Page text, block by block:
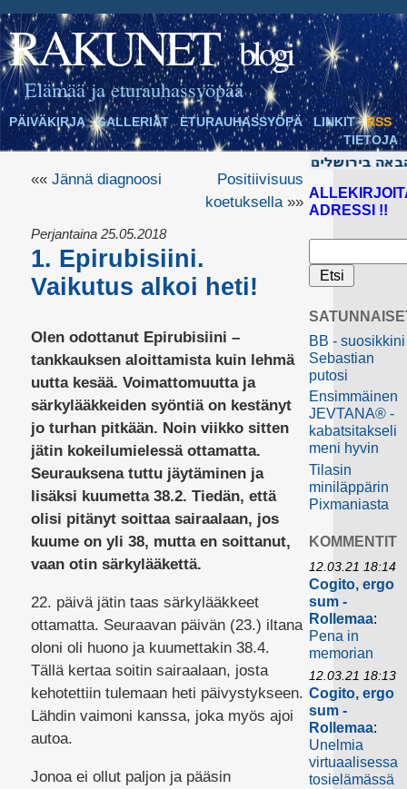
RAKUNET blogi
Elämää ja eturauhassyöpää
PÄIVÄKIRJA GALLERIAT ETURAUHASSYÖPÄ LINKIT
RSS
TIETOJA
«« Jännä diagnoosi
Positiivisuus
koetuksella»»
Perjantaina 25.05.2018
1. Epirubisiini.
Vaikutus alkoi heti!
Olen odottanut Epirubisiini –
tankkauksen aloittamista kuin lehmä
uutta kesää. Voimattomuutta ja
särkylääkkeiden syöntiä on kestänyt
jo turhan pitkään. Noin viikko sitten
jätin kokeilumielessä ottamatta.
Seurauksena tuttu jäytäminen ja
lisäksi kuumetta 38.2. Tiedän, että
olisi pitänyt soittaa sairaalaan, jos
kuume on yli 38, mutta en soittanut,
vaan otin särkylääkettä.
22. päivä jätin taas särkylääkkeet
ottamatta. Seuraavan päivän (23.) iltana
oloni oli huono ja kuumettakin 38.4.
Tällä kertaa soitin sairaalaan, josta
kehotettiin tulemaan heti päivystykseen.
Lähdin vaimoni kanssa, joka myös ajoi
autoa.
Jonoa ei ollut paljon ja pääsin
ADRESSI !!
BB - suosikkini
Sebastian
putosi
Ensimmäinen
JEVTANA® -
kabatsitakseli
meni hyvin
Tilasin
miniläppärin
Pixmaniasta
KOMMENTIT
12.03.21 18:14
Cogito, ergo
sum -
Rollemaa:
Pena in
memorian
12.03.21 18:13
Cogito, ergo
sum -
Rollemaa:
Unelmia
virtuaalisessa
tosielämässä